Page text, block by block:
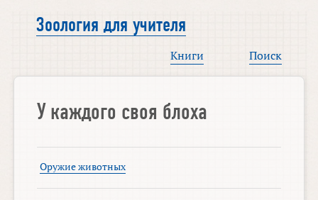
Зоология для учителя
Книги Поиск
У каждого своя блоха
Оружие животных